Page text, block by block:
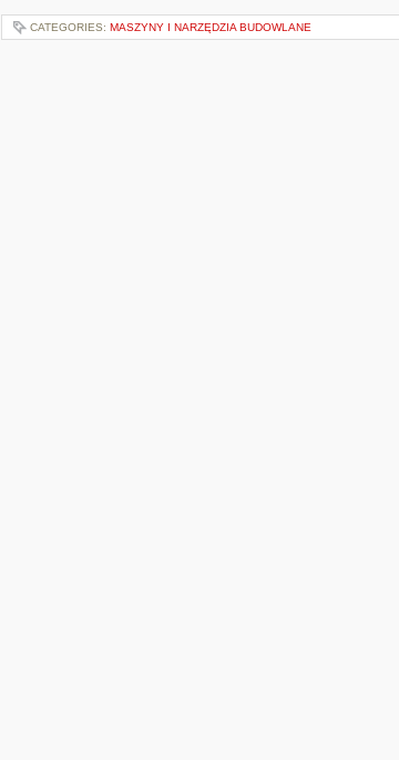
CATEGORIES: MASZYNY I NARZĘDZIA BUDOWLANE